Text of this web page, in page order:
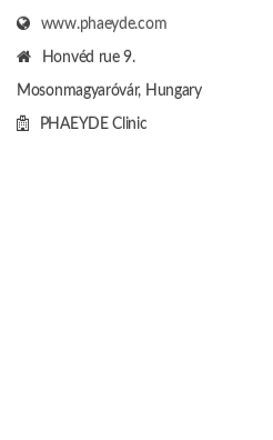
www.phaeyde.com
Honvéd rue 9.
Mosonmagyaróvár, Hungary
PHAEYDE Clinic